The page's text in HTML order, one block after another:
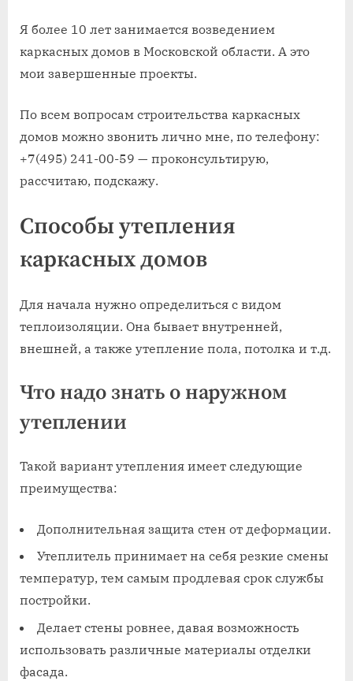
Я более 10 лет занимается возведением
каркасных домов в Московской области. А это
мои завершенные проекты.
По всем вопросам строительства каркасных
домов можно звонить лично мне, по телефону:
+7(495) 241-00-59 — проконсультирую,
рассчитаю, подскажу.
Способы утепления
каркасных домов
Для начала нужно определиться с видом
теплоизоляции. Она бывает внутренней,
внешней, а также утепление пола, потолка и т.д.
Что надо знать о наружном
утеплении
Такой вариант утепления имеет следующие
преимущества:
Дополнительная защита стен от деформации.
Утеплитель принимает на себя резкие смены
температур, тем самым продлевая срок службы
постройки.
Делает стены ровнее, давая возможность
использовать различные материалы отделки
фасада.